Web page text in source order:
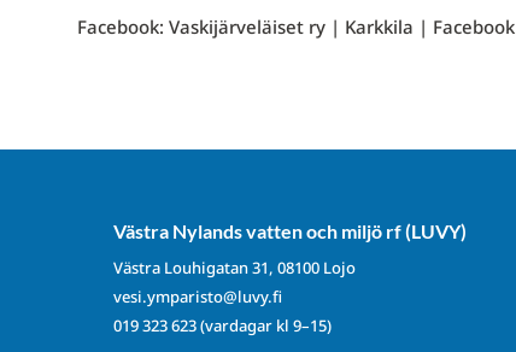
Facebook: Vaskijärveläiset ry | Karkkila | Facebook
Västra Nylands vatten och miljö rf (LUVY)
Västra Louhigatan 31, 08100 Lojo
vesi.ymparisto@luvy.fi
019 323 623(vardagar kl 9–15)